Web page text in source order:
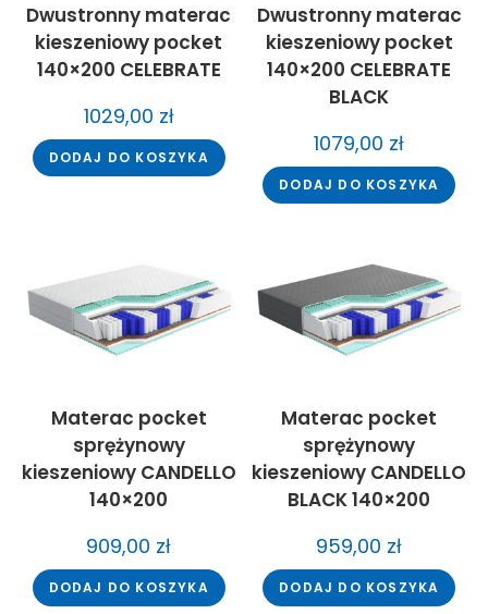
Dwustronny materac
kieszeniowy pocket
140×200 CELEBRATE
1029,00 zł
DODAJ DO KOSZYKA
Dwustronny materac
kieszeniowy pocket
140×200 CELEBRATE
BLACK
1079,00 zł
DODAJ DO KOSZYKA
Materac pocket
sprężynowy
kieszeniowy CANDELLO
140×200
909,00 zł
DODAJ DO KOSZYKA
Materac pocket
sprężynowy
kieszeniowy CANDELLO
BLACK 140×200
959,00 zł
DODAJ DO KOSZYKA